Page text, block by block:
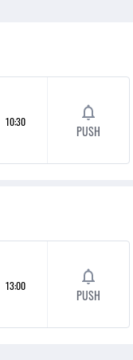
10:30
PUSH
13:00
PUSH